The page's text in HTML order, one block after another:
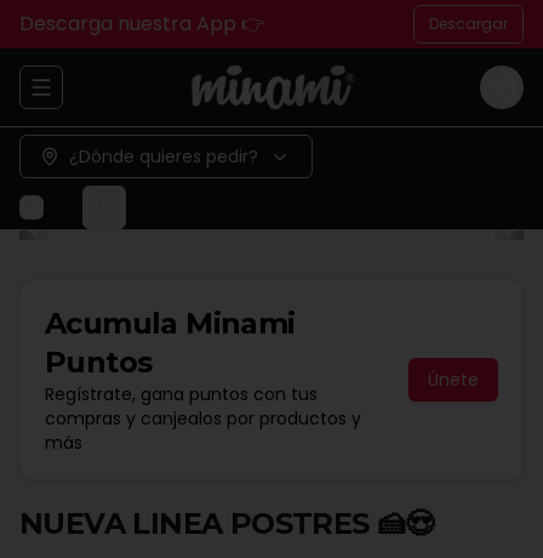
Descarga nuestra App 👉 Descargar
Abrir menu de navegación Login
¿Dónde quieres pedir?
Acumula Minami
Puntos
Regístrate, gana puntos con tus
compras y canjealos por productos y
más
Únete
NUEVA LINEA POSTRES 🍰😍